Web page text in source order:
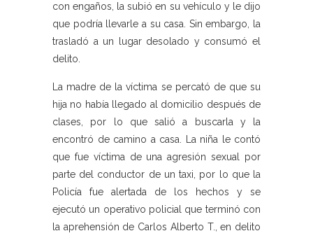
con engaños, la subió en su vehículo y le dijo
que podría llevarle a su casa. Sin embargo, la
trasladó a un lugar desolado y consumó el
delito.
La madre de la víctima se percató de que su
hija no había llegado al domicilio después de
clases, por lo que salió a buscarla y la
encontró de camino a casa. La niña le contó
que fue víctima de una agresión sexual por
parte del conductor de un taxi, por lo que la
Policía fue alertada de los hechos y se
ejecutó un operativo policial que terminó con
la aprehensión de Carlos Alberto T., en delito